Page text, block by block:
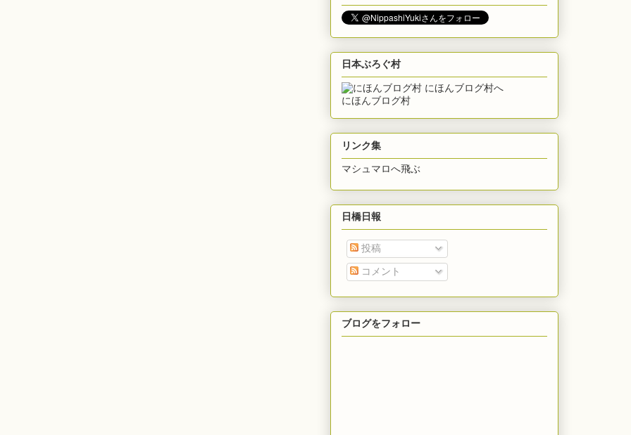
日本ぶろぐ村
にほんブログ村
リンク集
マシュマロへ飛ぶ
日橋日報
投稿
コメント
ブログをフォロー